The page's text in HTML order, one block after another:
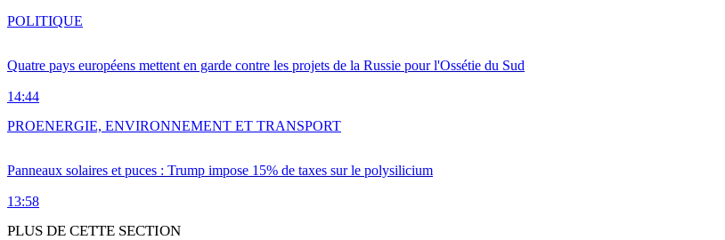
Quatre pays européens mettent en garde contre les projets de la Russie pour l'Ossétie du Sud
14:44
POLITIQUE
Panneaux solaires et puces : Trump impose 15% de taxes sur le polysilicium
13:58
PROENERGIE, ENVIRONNEMENT ET TRANSPORT
PLUS DE CETTE SECTION